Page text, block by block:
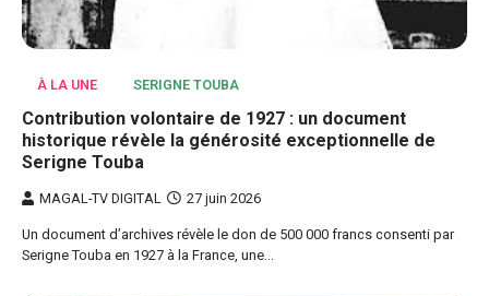
À LA UNE SERIGNE TOUBA
Contribution volontaire de 1927 : un document
historique révèle la générosité exceptionnelle de
Serigne Touba
MAGAL-TV DIGITAL 27 juin 2026
Un document d’archives révèle le don de 500 000 francs consenti par
Serigne Touba en 1927 à la France, une…